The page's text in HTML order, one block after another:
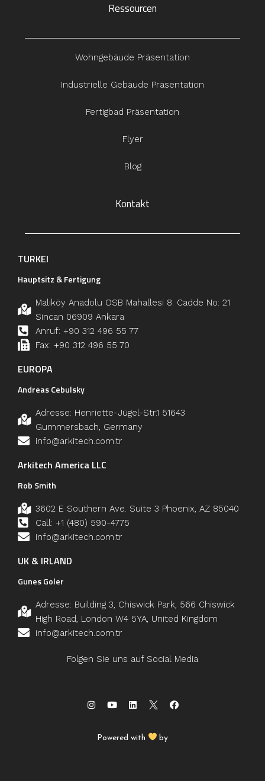
Ressourcen
Wohngebäude Präsentation
Industrielle Gebäude Präsentation
Fertigbad Präsentation
Flyer
Blog
Kontakt
TURKEI
Hauptsitz & Fertigung
Malıköy Anadolu OSB Mahallesi 8. Cadde No: 21
Sincan 06909 Ankara
Anruf: +90 312 496 55 77
Fax: +90 312 496 55 70
EUROPA
Andreas Cebulsky
Adresse: Henriette-Jügel-Str.1 51643
Gummersbach, Germany
info@arkitech.com.tr
Arkitech America LLC
Rob Smith
3602 E Southern Ave. Suite 3 Phoenix, AZ 85040
Call: +1 (480) 590-4775
info@arkitech.com.tr
UK & IRLAND
Gunes Goler
Adresse: Building 3, Chiswick Park, 566 Chiswick
High Road, London W4 5YA, United Kingdom
info@arkitech.com.tr
Folgen Sie uns auf Social Media
Powered with by